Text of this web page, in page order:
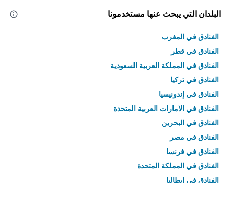
البلدان التي يبحث عنها مستخدمونا
الفنادق في المغرب
الفنادق في قطر
الفنادق في المملكة العربية السعودية
الفنادق في تركيا
الفنادق في إندونيسيا
الفنادق في الامارات العربية المتحدة
الفنادق في البحرين
الفنادق في مصر
الفنادق في فرنسا
الفنادق في المملكة المتحدة
الفنادق في إيطاليا